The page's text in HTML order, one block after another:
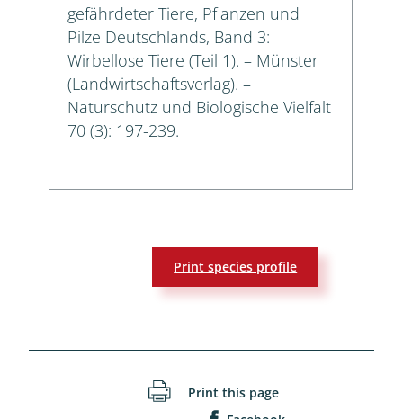
gefährdeter Tiere, Pflanzen und
Pilze Deutschlands, Band 3:
Wirbellose Tiere (Teil 1). – Münster
(Landwirtschaftsverlag). –
Naturschutz und Biologische Vielfalt
70 (3): 197-239.
Print species profile
Print this page